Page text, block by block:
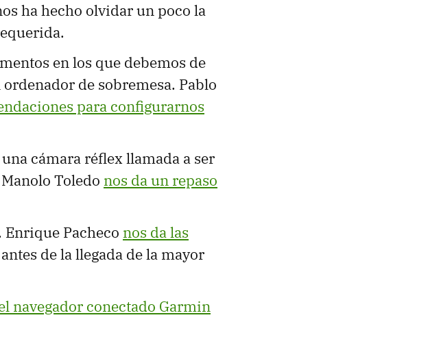
ha hecho olvidar un poco la
en los que debemos de
de sobremesa. Pablo
para configurarnos
una cámara réflex llamada a ser
Toledo nos da un repaso
Enrique Pacheco nos da las
antes de la llegada de la mayor
navegador conectado Garmin